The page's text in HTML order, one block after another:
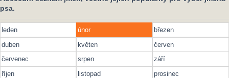
psa.
leden únor
březen
duben
květen
červen
červenec
srpen
září
říjen
listopad prosinec